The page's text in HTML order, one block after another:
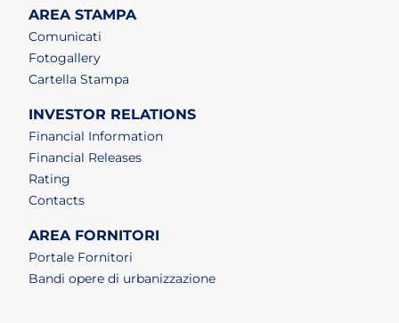
AREA STAMPA
Comunicati
Fotogallery
Cartella Stampa
INVESTOR RELATIONS
Financial Information
Financial Releases
Rating
Contacts
AREA FORNITORI
Portale Fornitori
Bandi opere di urbanizzazione